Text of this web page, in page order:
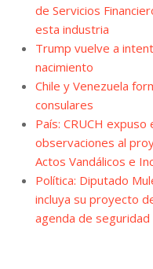
de Servicios
esta industria
Trump vuelve a
nacimiento
Chile y Venezuela
consulares
País: CRUCH
observaciones al
Actos Vandálicos e
Política: Diputado
incluya su proyecto
agenda de seguridad